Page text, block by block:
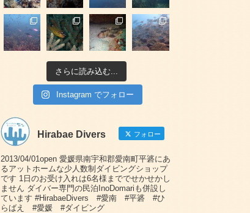
さらに読み込む...
Instagram でフォロー
Hirabae Divers フォロー
2013/04/01open 愛媛県南宇和郡愛南町平碆にあ
るアットホームな少人数制ダイビングショップ
です 1日のお受け入れは6名様まででせかせかし
ません ダイバー専門の民泊InoDomariも併設し
ています #HirabaeDivers #愛南 #平碆 #ひ
らばえ #愛媛 #ダイビング